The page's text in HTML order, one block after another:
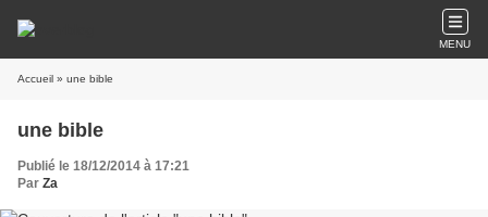
MENU
Accueil » une bible
une bible
Publié le 18/12/2014 à 17:21
Par Za